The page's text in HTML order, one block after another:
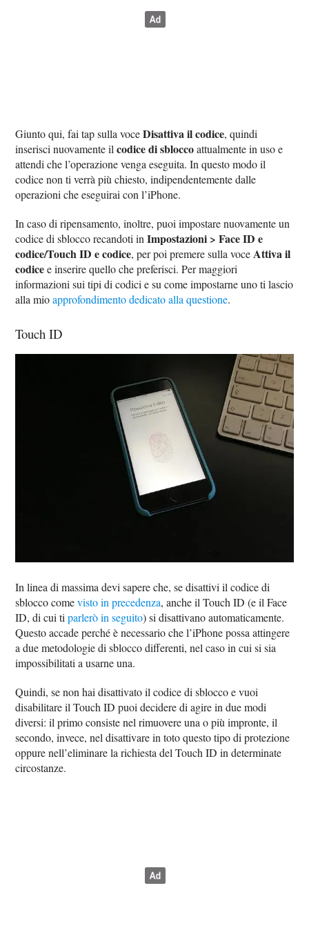
Giunto qui, fai tap sulla voceDisattiva il codice, quindi
inserisci nuovamente ilcodice di sbloccoattualmente in uso e
attendi che l’operazione venga eseguita. In questo modo il
codice non ti verrà più chiesto, indipendentemente dalle
operazioni che eseguirai con l’iPhone.
In caso di ripensamento, inoltre, puoi impostare nuovamente un
codice di sblocco recandoti inImpostazioni > Face ID e
codice/Touch ID e codice, per poi premere sulla voce Attiva il
codicee inserire quello che preferisci. Per maggiori
informazioni sui tipi di codici e su come impostarne uno ti lascio
alla mioapprofondimento dedicato alla questione.
Touch ID
In linea di massima devi sapere che, se disattivi il codice di
sblocco comevisto in precedenza, anche il Touch ID (e il Face
ID, di cui tiparlerò in seguito) si disattivano automaticamente.
Questo accade perché è necessario che l’iPhone possa attingere
a due metodologie di sblocco differenti, nel caso in cui si sia
impossibilitati a usarne una.
Quindi, se non hai disattivato il codice di sblocco e vuoi
disabilitare il Touch ID puoi decidere di agire in due modi
diversi: il primo consiste nel rimuovere una o più impronte, il
secondo, invece, nel disattivare in toto questo tipo di protezione
oppure nell’eliminare la richiesta del Touch ID in determinate
circostanze.